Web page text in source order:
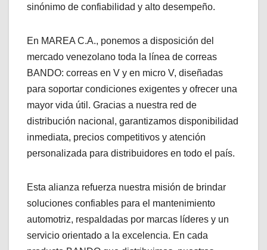
sinónimo de confiabilidad y alto desempeño.
En MAREA C.A., ponemos a disposición del
mercado venezolano toda la línea de correas
BANDO: correas en V y en micro V, diseñadas
para soportar condiciones exigentes y ofrecer una
mayor vida útil. Gracias a nuestra red de
distribución nacional, garantizamos disponibilidad
inmediata, precios competitivos y atención
personalizada para distribuidores en todo el país.
Esta alianza refuerza nuestra misión de brindar
soluciones confiables para el mantenimiento
automotriz, respaldadas por marcas líderes y un
servicio orientado a la excelencia. En cada